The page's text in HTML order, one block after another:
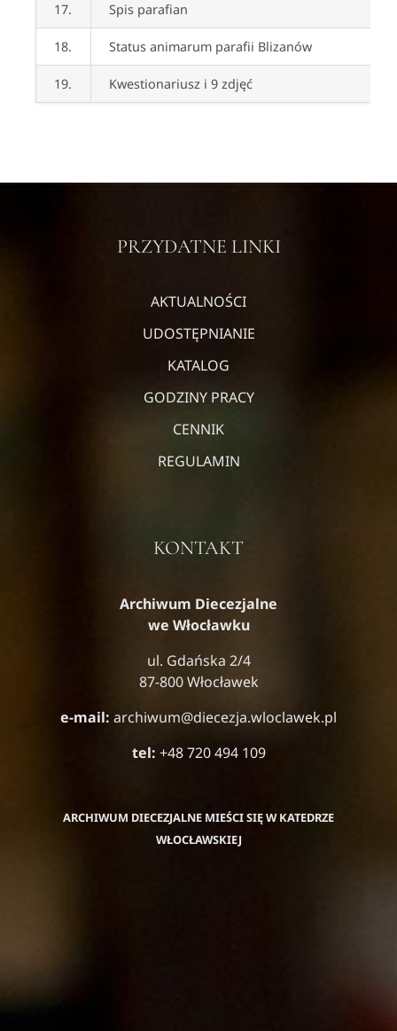
17. Spis parafian
18. Status animarum parafii Blizanów
19. Kwestionariusz i 9 zdjęć
PRZYDATNE LINKI
AKTUALNOŚCI
UDOSTĘPNIANIE
KATALOG
GODZINY PRACY
CENNIK
REGULAMIN
ARCHIWUM DIECEZJALNE MIEŚCI SIĘ W KATEDRZE
WŁOCŁAWSKIEJ
KONTAKT
Archiwum Diecezjalne
we Włocławku
ul. Gdańska 2/4
87-800 Włocławek
e-mail: archiwum@diecezja.wloclawek.pl
tel: +48 720 494 109